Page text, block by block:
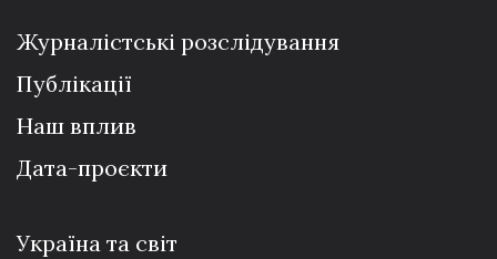
Журналістські розслідування
Публікації
Наш вплив
Дата-проєкти
Україна та світ